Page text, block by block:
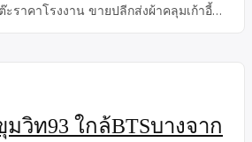
ราคาโรงงาน ขายปลีกส่งผ้าคลุมเก้าอี้
วิท93 ใกล้BTSบางจาก